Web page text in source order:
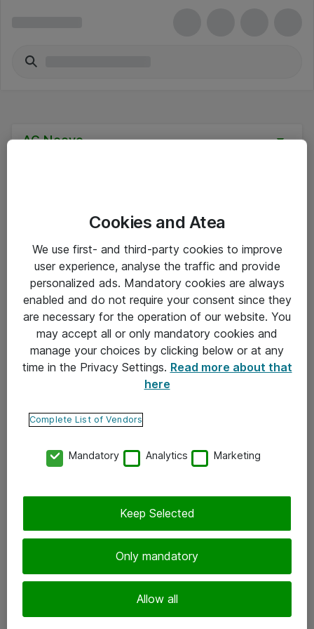
AG Neovo
Hinnat eivät sisällä arvonlisäveroa
eShop Info
Takuu- ja huolto-ohjeet
Yleiset toimitusehdot
Yhteystiedot
Ota yhteyttä
Cookies and Atea
We use first- and third-party cookies to improve
user experience, analyse the traffic and provide
personalized ads. Mandatory cookies are always
enabled and do not require your consent since they
are necessary for the operation of our website. You
may accept all or only mandatory cookies and
manage your choices by clicking below or at any
time in the Privacy Settings. Read more about that
here
Complete List of Vendors
Mandatory Analytics Marketing
Only mandatory
Allow all
Keep Selected